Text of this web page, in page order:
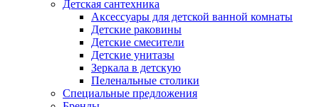
Детская сантехника
Аксессуары для детской ванной комнаты
Детские раковины
Детские смесители
Детские унитазы
Зеркала в детскую
Пеленальные столики
Специальные предложения